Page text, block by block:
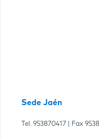
Sede Jaén
Tel. 953870417 | Fax